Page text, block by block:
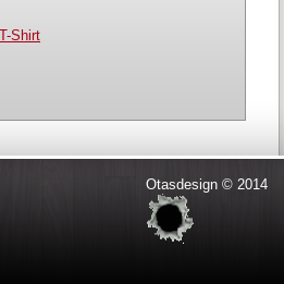
T-Shirt
Otasdesign © 2014